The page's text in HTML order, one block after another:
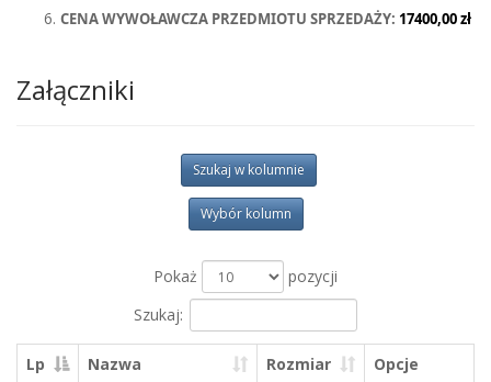
CENA WYWOŁAWCZA PRZEDMIOTU SPRZEDAŻY: 17400,00 zł
Załączniki
Szukaj w kolumnie
Wybór kolumn
Pokaż
pozycji
Szukaj:
Lp Nazwa Rozmiar Opcje